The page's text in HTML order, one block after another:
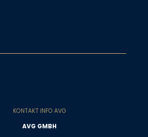
KONTAKT INFO AVG
AVG GMBH